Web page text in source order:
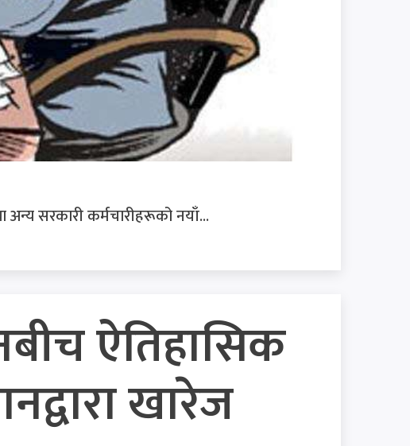
अन्य सरकारी कर्मचारीहरूको नयाँ...
ऐतिहासिक
खारेज